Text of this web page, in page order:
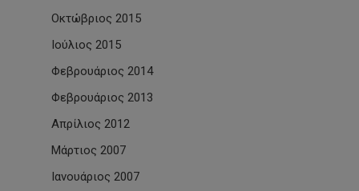
Οκτώβριος 2015
Ιούλιος 2015
Φεβρουάριος 2014
Φεβρουάριος 2013
Απρίλιος 2012
Μάρτιος 2007
Ιανουάριος 2007